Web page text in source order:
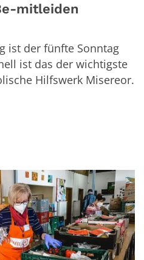
mitleiden
ist der fünfte Sonntag
ist das der wichtigste
Hilfswerk Misereor.